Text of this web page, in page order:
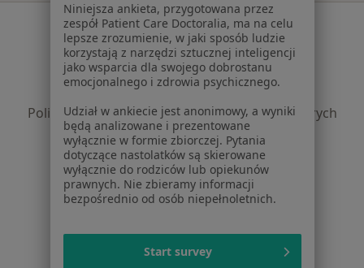
Serwis
Regulamin
Polityka prywatności pacjentów
Polityka prywatności profesjonalistów
Polityka prywatności dla profesjonalistów, których
dane pozyskaliśmy samodzielnie
Polityka cookies
Jak działają wyniki wyszukiwania
Dostępność
Praca Rekrutujemy!
Partnerzy
Niniejsza ankieta, przygotowana przez
zespół Patient Care Doctoralia, ma na celu
lepsze zrozumienie, w jaki sposób ludzie
korzystają z narzędzi sztucznej inteligencji
jako wsparcia dla swojego dobrostanu
emocjonalnego i zdrowia psychicznego.
Udział w ankiecie jest anonimowy, a wyniki
będą analizowane i prezentowane
wyłącznie w formie zbiorczej. Pytania
dotyczące nastolatków są skierowane
wyłącznie do rodziców lub opiekunów
prawnych. Nie zbieramy informacji
bezpośrednio od osób niepełnoletnich.
Start survey